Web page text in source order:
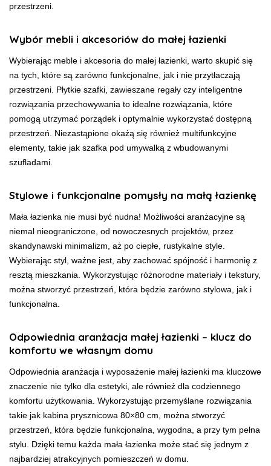
przestrzeni.
Wybór mebli i akcesoriów do małej łazienki
Wybierając meble i akcesoria do małej łazienki, warto skupić się
na tych, które są zarówno funkcjonalne, jak i nie przytłaczają
przestrzeni. Płytkie szafki, zawieszane regały czy inteligentne
rozwiązania przechowywania to idealne rozwiązania, które
pomogą utrzymać porządek i optymalnie wykorzystać dostępną
przestrzeń. Niezastąpione okażą się również multifunkcyjne
elementy, takie jak szafka pod umywalką z wbudowanymi
szufladami.
Stylowe i funkcjonalne pomysły na małą łazienkę
Mała łazienka nie musi być nudna! Możliwości aranżacyjne są
niemal nieograniczone, od nowoczesnych projektów, przez
skandynawski minimalizm, aż po ciepłe, rustykalne style.
Wybierając styl, ważne jest, aby zachować spójność i harmonię z
resztą mieszkania. Wykorzystując różnorodne materiały i tekstury,
można stworzyć przestrzeń, która będzie zarówno stylowa, jak i
funkcjonalna.
Odpowiednia aranżacja małej łazienki – klucz do
komfortu we własnym domu
Odpowiednia aranżacja i wyposażenie małej łazienki ma kluczowe
znaczenie nie tylko dla estetyki, ale również dla codziennego
komfortu użytkowania. Wykorzystując przemyślane rozwiązania
takie jak kabina prysznicowa 80×80 cm, można stworzyć
przestrzeń, która będzie funkcjonalna, wygodna, a przy tym pełna
stylu. Dzięki temu każda mała łazienka może stać się jednym z
najbardziej atrakcyjnych pomieszczeń w domu.